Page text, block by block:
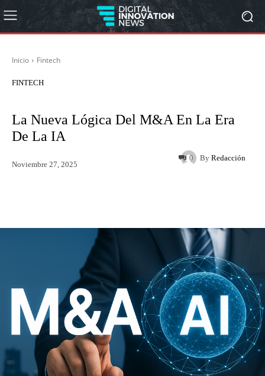
Inicio Fintech
FINTECH
La Nueva Lógica Del M&A En La Era
De La IA
By Redacción
Noviembre 27, 2025
0